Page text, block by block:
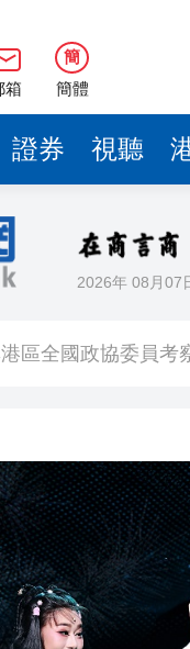
箱
簡
簡體
證券 視聽
2026年 08月07
屬國企去年合計營
園閱讀活動解鎖閱
地漢樂藝術家齊聚深
專家共話時代命題
儒煥新升級 五組數
儋州以舊換新帶動
漢樂藝術家齊聚深
部回應特朗普委內
專家共話時代命題
儒煥新升級 五組